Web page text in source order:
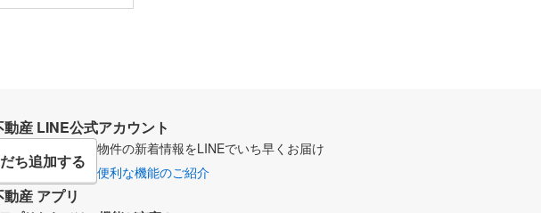
産 LINE公式アカウント
ち追加する
物件の新着情報をLINEでいち早くお届け
便利な機能のご紹介
産 アプリ